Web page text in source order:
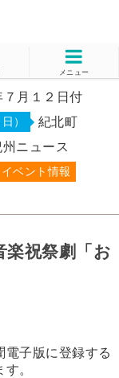
メニュー
月１２日付
） 紀北町
ニュース
イベント情報
祝祭劇「お
電子版に登録する
。